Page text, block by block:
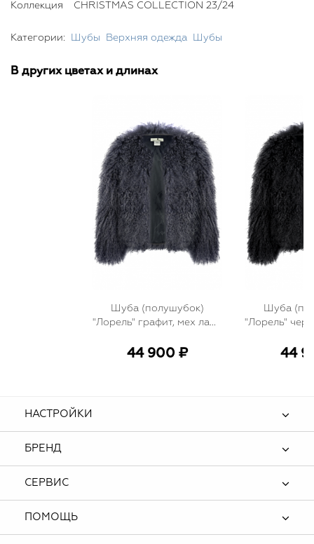
Коллекция CHRISTMAS COLLECTION 23/24
Категории: Шубы Верхняя одежда Шубы
В других цветах и длинах
Шуба (полушубок)
"Лорель" графит, мех лама
44 900 ₽
Шуба
"Лорель"
44
НАСТРОЙКИ
БРЕНД
СЕРВИС
ПОМОЩЬ